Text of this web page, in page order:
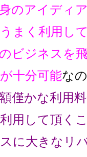
のアイディ
まく利用し
ビジネスを
十分可能な
僅かな利用
用して頂くこ
に大きなリ